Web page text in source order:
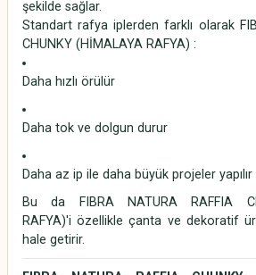
şekilde sağlar.
Standart rafya iplerden farklı olarak
CHUNKY (HİMALAYA RAFYA) :
Daha hızlı örülür
Daha tok ve dolgun durur
Daha az ip ile daha büyük projeler yapılır
Bu da FIBRA NATURA RAFFIA
RAFYA)'i özellikle çanta ve dekoratif
hale getirir.